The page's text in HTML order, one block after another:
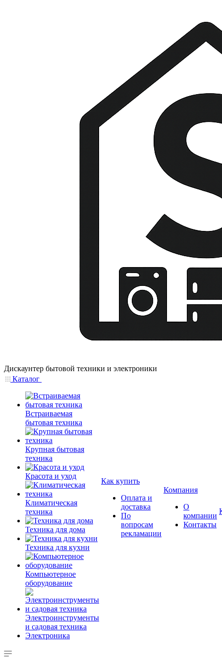
Дискаунтер бытовой техники и электроники
Каталог
Встраиваемая
бытовая техника
Крупная бытовая
техника
Красота и уход
Климатическая
техника
Техника для дома
Техника для кухни
Компьютерное
оборудование
Электроинструменты
и садовая техника
Электроника
Как купить
Оплата и
доставка
По
вопросам
рекламации
Компания
О
компании
Контакты